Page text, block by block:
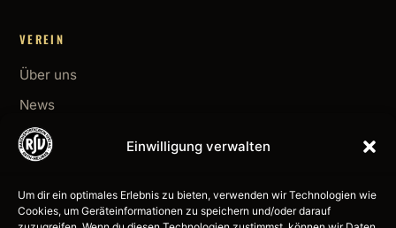
Einwilligung verwalten
Um dir ein optimales Erlebnis zu bieten, verwenden wir Technologien wie
Cookies, um Geräteinformationen zu speichern und/oder darauf
VEREIN
Über uns
News
Mitglied werden
Kontakt
KONTAKT